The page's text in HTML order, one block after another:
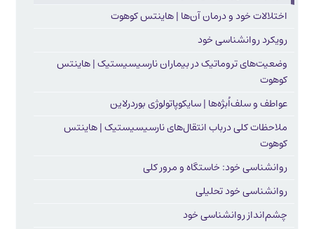
اختلالات خود و درمان آن‌ها | هاینتس کوهوت
رویکرد روانشناسی خود
وضعیت‌های تروماتیک در بیماران نارسیسیستیک | هاینتس
کوهوت
عواطف و سلف‌اُبژه‌ها | سایکوپاتولوژی بوردرلاین
ملاحظات کلی درباب انتقال‌های نارسیسیستیک | هاینتس
کوهوت
روانشناسی خود: خاستگاه و مرور کلی
روانشناسی خود تحلیلی
چشم‌انداز روانشناسی خود